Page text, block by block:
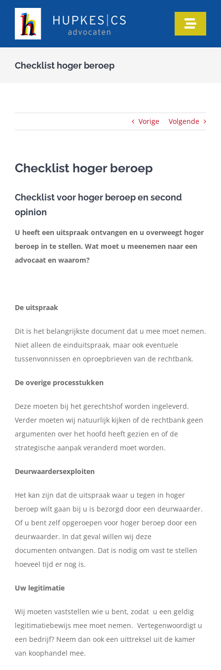
inhoud
Toggle
Artikelen
Contact
Checklist hoger beroep
Vorige Volgende
Checklist hoger beroep
Checklist voor hoger beroep en second
opinion
U heeft een uitspraak ontvangen en u overweegt hoger
beroep in te stellen. Wat moet u meenemen naar een
advocaat en waarom?
De uitspraak
Dit is het belangrijkste document dat u mee moet nemen.
Niet alleen de einduitspraak, maar ook eventuele
tussenvonnissen en oproepbrieven van de rechtbank.
De overige processtukken
Deze moeten bij het gerechtshof worden ingeleverd.
Verder moeten wij natuurlijk kijken of de rechtbank geen
argumenten over het hoofd heeft gezien en of de
strategische aanpak veranderd moet worden.
Deurwaardersexploiten
Het kan zijn dat de uitspraak waar u tegen in hoger
beroep wilt gaan bij u is bezorgd door een deurwaarder.
Of u bent zelf opgeroepen voor hoger beroep door een
deurwaarder. In dat geval willen wij deze
documenten ontvangen. Dat is nodig om vast te stellen
hoeveel tijd er nog is.
Uw legitimatie
Wij moeten vaststellen wie u bent, zodat u een geldig
legitimatiebewijs mee moet nemen. Vertegenwoordigt u
een bedrijf? Neem dan ook een uittreksel uit de kamer
van koophandel mee.